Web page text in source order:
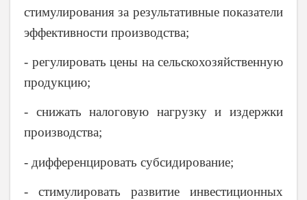
стимулирования за результативные показатели
эффективности производства;
- регулировать цены на сельскохозяйственную
продукцию;
- снижать налоговую нагрузку и издержки
производства;
- дифференцировать субсидирование;
- стимулировать развитие инвестиционных